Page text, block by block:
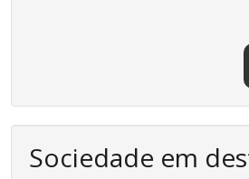
Sociedade em